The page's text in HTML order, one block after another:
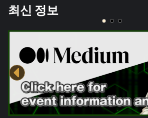
최신 정보